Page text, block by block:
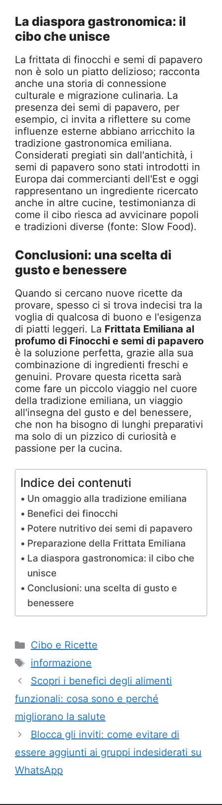
La diaspora gastronomica: il
cibo che unisce
La frittata di finocchi e semi di papavero
non è solo un piatto delizioso; racconta
anche una storia di connessione
culturale e migrazione culinaria. La
presenza dei semi di papavero, per
esempio, ci invita a riflettere su come
influenze esterne abbiano arricchito la
tradizione gastronomica emiliana.
Considerati pregiati sin dall'antichità, i
semi di papavero sono stati introdotti in
Europa dai commercianti dell'Est e oggi
rappresentano un ingrediente ricercato
anche in altre cucine, testimonianza di
come il cibo riesca ad avvicinare popoli
e tradizioni diverse (fonte: Slow Food).
Conclusioni: una scelta di
gusto e benessere
Quando si cercano nuove ricette da
provare, spesso ci si trova indecisi tra la
voglia di qualcosa di buono e l'esigenza
di piatti leggeri. La Frittata Emiliana al
profumo di Finocchi e semi di papavero
è la soluzione perfetta, grazie alla sua
combinazione di ingredienti freschi e
genuini. Provare questa ricetta sarà
come fare un piccolo viaggio nel cuore
della tradizione emiliana, un viaggio
all'insegna del gusto e del benessere,
che non ha bisogno di lunghi preparativi
ma solo di un pizzico di curiosità e
passione per la cucina.
Indice dei contenuti
Un omaggio alla tradizione emiliana
Benefici dei finocchi
Potere nutritivo dei semi di papavero
Preparazione della Frittata Emiliana
La diaspora gastronomica: il cibo che
unisce
Conclusioni: una scelta di gusto e
benessere
Categorie
Cibo e Ricette
Tag
informazione
Scopri i benefici degli alimenti
funzionali: cosa sono e perché
migliorano la salute
Blocca gli inviti: come evitare di
essere aggiunti ai gruppi indesiderati su
WhatsApp